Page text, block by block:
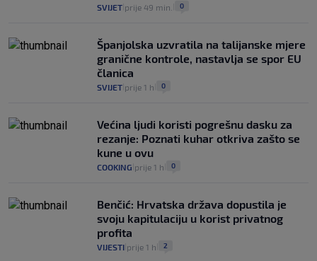
SVIJET prije 49 min. 0
Španjolska uzvratila na talijanske mjere
granične kontrole, nastavlja se spor EU
članica
SVIJET prije 1 h 0
Većina ljudi koristi pogrešnu dasku za
rezanje: Poznati kuhar otkriva zašto se
kune u ovu
COOKING prije 1 h 0
Benčić: Hrvatska država dopustila je
svoju kapitulaciju u korist privatnog
profita
VIJESTI prije 1 h 2